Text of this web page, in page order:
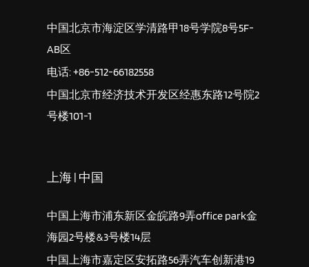
中国北京市海淀区学清路甲18号学院8号5F-
AB区
电话: +86-512-66182558
中国北京市经济技术开发区经惠东路12号院2
号楼101-1
上海 | 中国
中国上海市浦东新区金皖路9弄office park金
海园2号楼&3号楼14层
中国上海市嘉定区安拓路56弄汽车创新港19